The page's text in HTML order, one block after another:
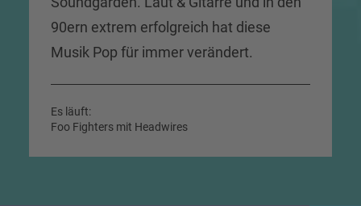
90ern extrem erfolgreich hat diese
Musik Pop für immer verändert.
Es läuft:
Foo Fighters mit Headwires